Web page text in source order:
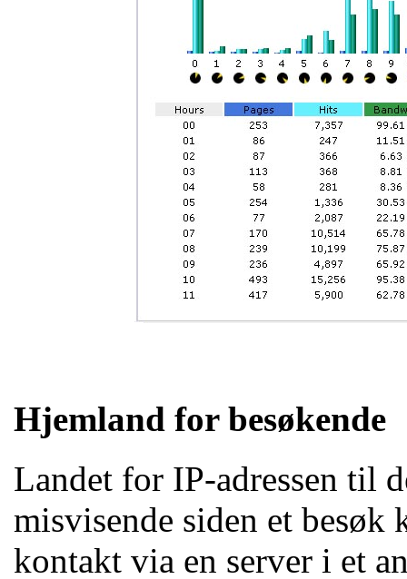
Hjemland for besøkende
Landet for IP-adressen til
misvisende siden et besøk
kontakt via en server i et